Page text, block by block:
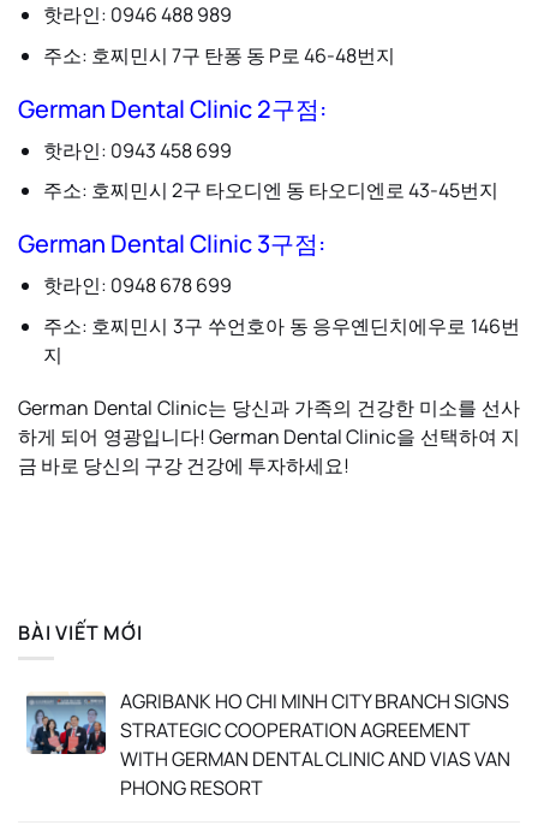
핫라인: 0946 488 989
주소: 호찌민시 7구 탄퐁 동 P로 46-48번지
German Dental Clinic 2구점:
핫라인: 0943 458 699
주소: 호찌민시 2구 타오디엔 동 타오디엔로 43-45번지
German Dental Clinic 3구점:
핫라인: 0948 678 699
주소: 호찌민시 3구 쑤언호아 동 응우옌딘치에우로 146번
지
German Dental Clinic는 당신과 가족의 건강한 미소를 선사
하게 되어 영광입니다! German Dental Clinic을 선택하여 지
금 바로 당신의 구강 건강에 투자하세요!
BÀI VIẾT MỚI
AGRIBANK HO CHI MINH CITY BRANCH SIGNS
STRATEGIC COOPERATION AGREEMENT
WITH GERMAN DENTAL CLINIC AND VIAS VAN
PHONG RESORT